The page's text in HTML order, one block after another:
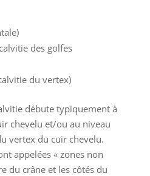
des golfes
du vertex)
débute typiquement à
chevelu et/ou au niveau
vertex du cuir chevelu.
appelées « zones non
du crâne et les côtés du